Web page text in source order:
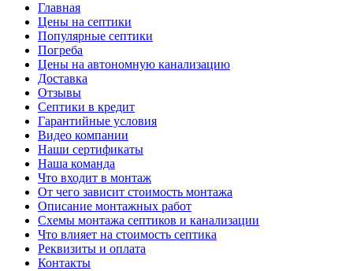
Главная
Цены на септики
Популярные септики
Погреба
Цены на автономную канализацию
Доставка
Отзывы
Септики в кредит
Гарантийные условия
Видео компании
Наши сертификаты
Наша команда
Что входит в монтаж
От чего зависит стоимость монтажа
Описание монтажных работ
Схемы монтажа септиков и канализации
Что влияет на стоимость септика
Реквизиты и оплата
Контакты